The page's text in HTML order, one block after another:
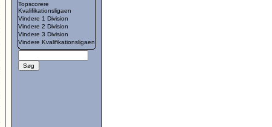
Topscorere
Kvalifikationsligaen
Vindere 1 Division
Vindere 2 Division
Vindere 3 Division
Vindere Kvalifikationsligaen